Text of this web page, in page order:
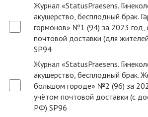
Журнал «StatusPraesens.
акушерство, бесплодный брак.
гормонов» №1 (94) за 2023 год,
почтовой доставки (для
SP94
Журнал «StatusPraesens.
акушерство, бесплодный брак.
большом городе» №2 (96) за
учётом почтовой доставки (с
РФ) SP96